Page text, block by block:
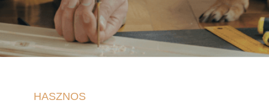
HASZNOS